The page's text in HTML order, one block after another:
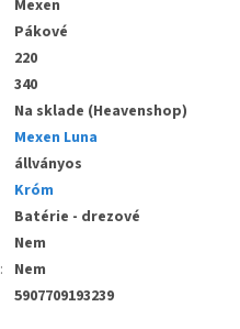
Mexen
Pákové
220
340
Na sklade (Heavenshop)
Mexen Luna
állványos
Króm
Batérie - drezové
Nem
: Nem
5907709193239